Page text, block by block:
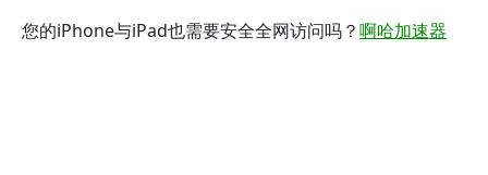
您的iPhone与iPad也需要安全全网访问吗？啊哈加速器